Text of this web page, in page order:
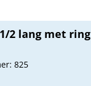
2 lang met ring
825